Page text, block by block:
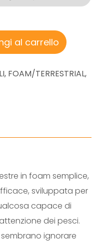
al carrello
, FOAM/TERRESTRIAL,
in foam semplice,
sviluppata per
capace di
dei pesci.
ignorare